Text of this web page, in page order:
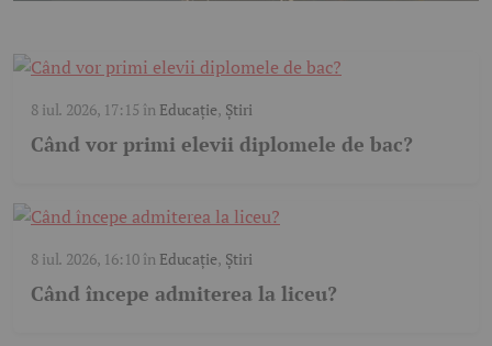
8 iul. 2026, 17:15 în Educație, Știri
Când vor primi elevii diplomele de bac?
8 iul. 2026, 16:10în Educație, Știri
Când începe admiterea la liceu?